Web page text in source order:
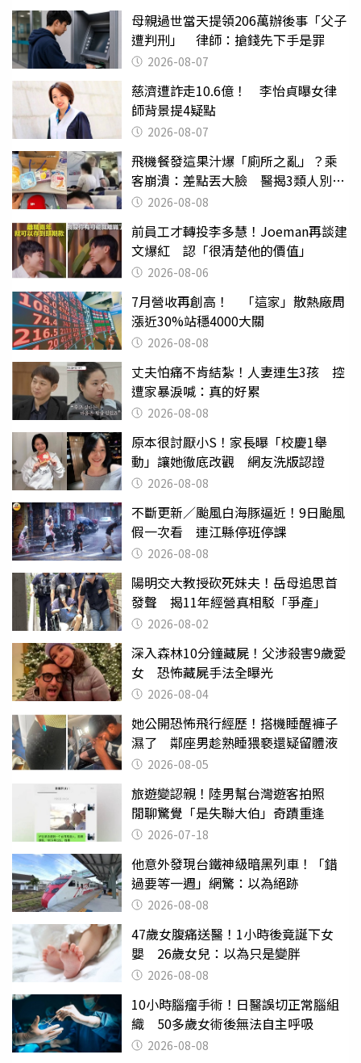
母親過世當天提領206萬辦後事「父子
遭判刑」 律師：搶錢先下手是罪
2026-08-07
慈濟遭詐走10.6億！ 李怡貞曝女律
師背景提4疑點
2026-08-07
飛機餐發這果汁爆「廁所之亂」？乘
客崩潰：差點丟大臉 醫揭3類人別亂
喝 2026-08-08
前員工才轉投李多慧！Joeman再談建
文爆紅 認「很清楚他的價值」
2026-08-06
7月營收再創高！ 「這家」散熱廠周
漲近30%站穩4000大關
2026-08-08
丈夫怕痛不肯結紮！人妻連生3孩 控
遭家暴淚喊：真的好累
2026-08-08
原本很討厭小S！家長曝「校慶1舉
動」讓她徹底改觀 網友洗版認證
2026-08-08
不斷更新／颱風白海豚逼近！9日颱風
假一次看 連江縣停班停課
2026-08-08
陽明交大教授砍死妹夫！岳母追思首
發聲 揭11年經營真相駁「爭產」
2026-08-02
深入森林10分鐘藏屍！父涉殺害9歲愛
女 恐怖藏屍手法全曝光
2026-08-04
她公開恐怖飛行經歷！搭機睡醒褲子
濕了 鄰座男趁熟睡猥褻還疑留體液
2026-08-05
旅遊變認親！陸男幫台灣遊客拍照
閒聊驚覺「是失聯大伯」奇蹟重逢
2026-07-18
他意外發現台鐵神級暗黑列車！「錯
過要等一週」網驚：以為絕跡
2026-08-08
47歲女腹痛送醫！1小時後竟誕下女
嬰 26歲女兒：以為只是變胖
2026-08-08
10小時腦瘤手術！日醫誤切正常腦組
織 50多歲女術後無法自主呼吸
2026-08-08